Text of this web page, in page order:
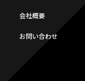
会社概要
お問い合わせ